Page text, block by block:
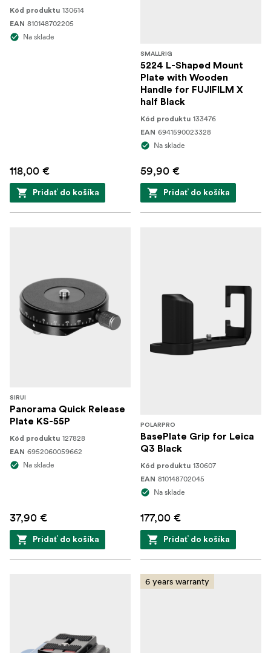
Kód produktu 130614
EAN 810148702205
Na sklade
118,00 €
Pridať do košíka
SMALLRIG
5224 L-Shaped Mount
Plate with Wooden
Handle for FUJIFILM X
half Black
Kód produktu 133476
EAN 6941590023328
Na sklade
59,90 €
Pridať do košíka
SIRUI
Panorama Quick Release
Plate KS-55P
Kód produktu 127828
EAN 6952060059662
Na sklade
37,90 €
Pridať do košíka
POLARPRO
BasePlate Grip for Leica
Q3 Black
Kód produktu 130607
EAN 810148702045
Na sklade
177,00 €
Pridať do košíka
6 years warranty